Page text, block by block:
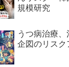
規模研究
うつ病治療
企図のリスク